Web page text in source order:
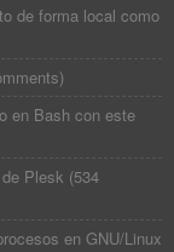
de forma local como
)
en Bash con este
Plesk (534
en GNU/Linux